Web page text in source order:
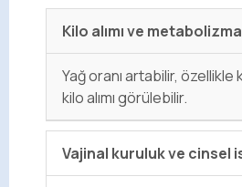
Kilo alımı ve
Yağ oranı artabilir, özellikle
kilo alımı görülebilir.
Vajinal kuruluk ve cinsel